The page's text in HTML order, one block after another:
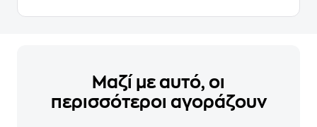
Μαζί με αυτό, οι
περισσότεροι αγοράζουν